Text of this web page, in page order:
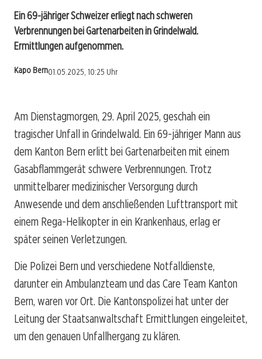
Ein 69-jähriger Schweizer erliegt nach schweren
Verbrennungen bei Gartenarbeiten in Grindelwald.
Ermittlungen aufgenommen.
Kapo Bern01.05.2025, 10:25 Uhr
Am Dienstagmorgen, 29. April 2025, geschah ein
tragischer Unfall in Grindelwald. Ein 69-jähriger Mann aus
dem Kanton Bern erlitt bei Gartenarbeiten mit einem
Gasabflammgerät schwere Verbrennungen. Trotz
unmittelbarer medizinischer Versorgung durch
Anwesende und dem anschließenden Lufttransport mit
einem Rega-Helikopter in ein Krankenhaus, erlag er
später seinen Verletzungen.
Die Polizei Bern und verschiedene Notfalldienste,
darunter ein Ambulanzteam und das Care Team Kanton
Bern, waren vor Ort. Die Kantonspolizei hat unter der
Leitung der Staatsanwaltschaft Ermittlungen eingeleitet,
um den genauen Unfallhergang zu klären.